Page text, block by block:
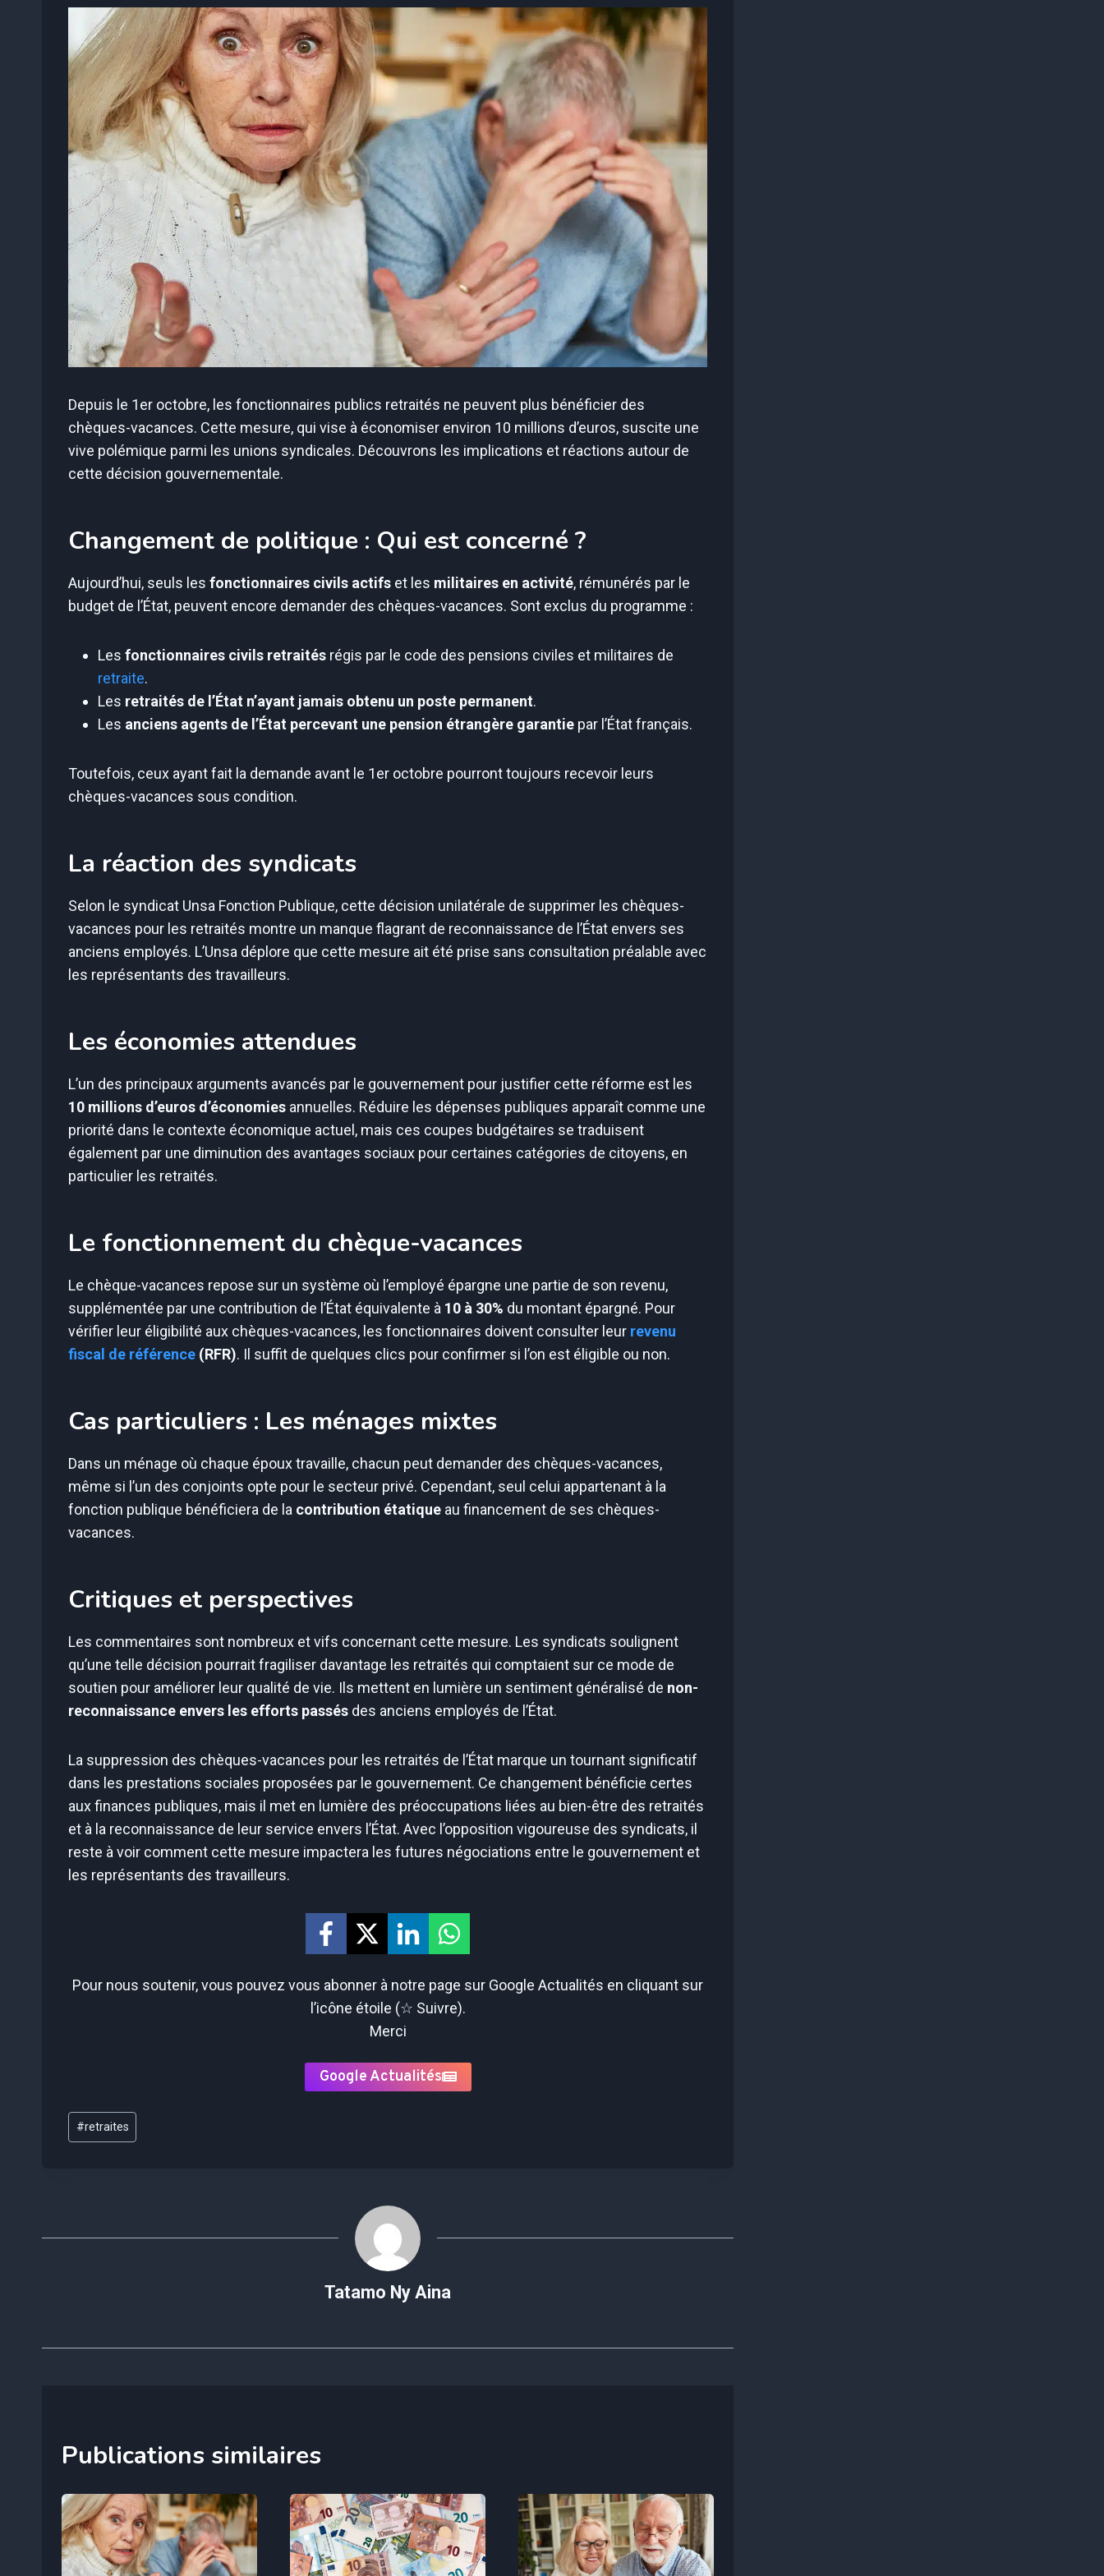
Depuis le 1er octobre, les fonctionnaires publics retraités ne peuvent plus bénéficier des
chèques-vacances. Cette mesure, qui vise à économiser environ 10 millions d’euros, suscite une
vive polémique parmi les unions syndicales. Découvrons les implications et réactions autour de
cette décision gouvernementale.
Changement de politique : Qui est concerné ?
Aujourd’hui, seuls les fonctionnaires civils actifs et les militaires en activité, rémunérés par le
budget de l’État, peuvent encore demander des chèques-vacances. Sont exclus du programme :
Les fonctionnaires civils retraités régis par le code des pensions civiles et militaires de
retraite.
Les retraités de l’État n’ayant jamais obtenu un poste permanent.
Les anciens agents de l’État percevant une pension étrangère garantie par l’État français.
Toutefois, ceux ayant fait la demande avant le 1er octobre pourront toujours recevoir leurs
chèques-vacances sous condition.
La réaction des syndicats
Selon le syndicat Unsa Fonction Publique, cette décision unilatérale de supprimer les chèques-
vacances pour les retraités montre un manque flagrant de reconnaissance de l’État envers ses
anciens employés. L’Unsa déplore que cette mesure ait été prise sans consultation préalable avec
les représentants des travailleurs.
Les économies attendues
L’un des principaux arguments avancés par le gouvernement pour justifier cette réforme est les
10 millions d’euros d’économies annuelles. Réduire les dépenses publiques apparaît comme une
priorité dans le contexte économique actuel, mais ces coupes budgétaires se traduisent
également par une diminution des avantages sociaux pour certaines catégories de citoyens, en
particulier les retraités.
Le fonctionnement du chèque-vacances
Le chèque-vacances repose sur un système où l’employé épargne une partie de son revenu,
supplémentée par une contribution de l’État équivalente à 10 à 30% du montant épargné. Pour
vérifier leur éligibilité aux chèques-vacances, les fonctionnaires doivent consulter leur revenu
fiscal de référence (RFR). Il suffit de quelques clics pour confirmer si l’on est éligible ou non.
Cas particuliers : Les ménages mixtes
Dans un ménage où chaque époux travaille, chacun peut demander des chèques-vacances,
même si l’un des conjoints opte pour le secteur privé. Cependant, seul celui appartenant à la
fonction publique bénéficiera de la contribution étatique au financement de ses chèques-
vacances.
Critiques et perspectives
Les commentaires sont nombreux et vifs concernant cette mesure. Les syndicats soulignent
qu’une telle décision pourrait fragiliser davantage les retraités qui comptaient sur ce mode de
soutien pour améliorer leur qualité de vie. Ils mettent en lumière un sentiment généralisé de non-
reconnaissance envers les efforts passés des anciens employés de l’État.
La suppression des chèques-vacances pour les retraités de l’État marque un tournant significatif
dans les prestations sociales proposées par le gouvernement. Ce changement bénéficie certes
aux finances publiques, mais il met en lumière des préoccupations liées au bien-être des retraités
et à la reconnaissance de leur service envers l’État. Avec l’opposition vigoureuse des syndicats, il
reste à voir comment cette mesure impactera les futures négociations entre le gouvernement et
les représentants des travailleurs.
Pour nous soutenir, vous pouvez vous abonner à notre page sur Google Actualités en cliquant sur
l’icône étoile (☆ Suivre).
Merci
Google Actualités
Étiquettes
de
#retraites
Tatamo Ny Aina
Publications similaires